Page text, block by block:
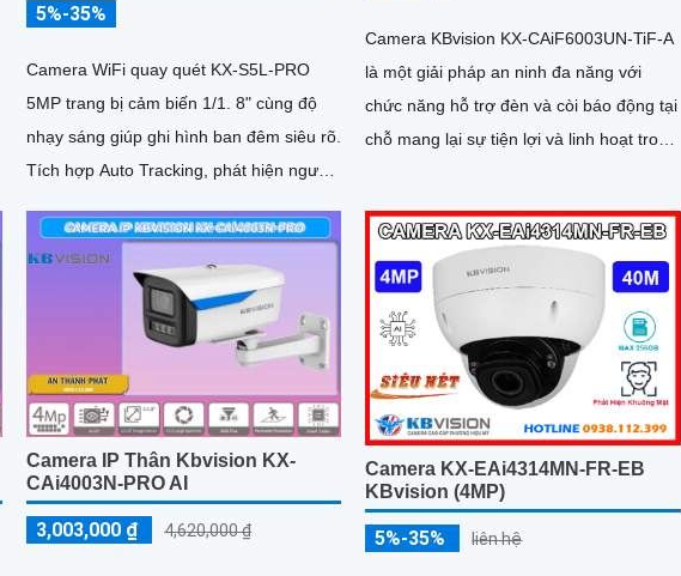
5%-35%
Camera WiFi quay quét KX-S5L-PRO
5MP trang bị cảm biến 1/1. 8" cùng độ
nhạy sáng giúp ghi hình ban đêm siêu rõ.
Tích hợp Auto Tracking, phát hiện người,
Camera KBvision KX-CAiF6003UN-TiF-A
là một giải pháp an ninh đa năng với
chức năng hỗ trợ đèn và còi báo động tại
chỗ mang lại sự tiện lợi và linh hoạt trong
Camera IP Thân Kbvision KX-
CAi4003N-PRO AI
3,003,000 ₫ 4,620,000 ₫
Camera KX-EAi4314MN-FR-EB
KBvision (4MP)
5%-35% liên hệ